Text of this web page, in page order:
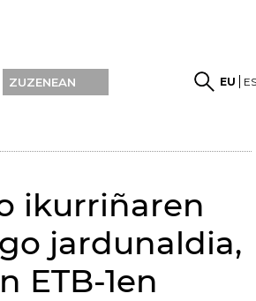
ZUZENEAN EU
ikurriñaren
jardunaldia,
ETB-1en